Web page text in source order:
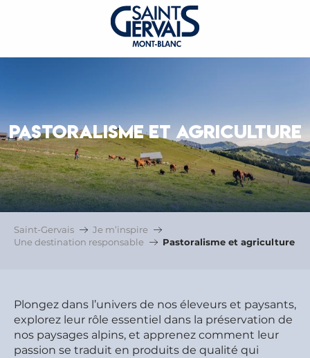
PASTORALISME ET AGRICULTURE
Saint-Gervais
Je m’inspire
Une destination responsable
Pastoralisme et agriculture
Plongez dans l’univers de nos éleveurs et paysants,
explorez leur rôle essentiel dans la préservation de
nos paysages alpins, et apprenez comment leur
passion se traduit en produits de qualité qui